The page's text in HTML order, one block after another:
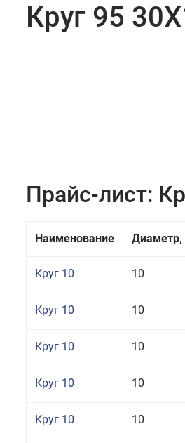
Круг 95
Прайс-лист:
Наименование
Круг 10 10
Круг 10 10
Круг 10 10
Круг 10 10
Круг 10 10